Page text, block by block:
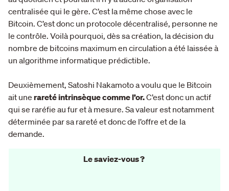
centralisée qui le gère. C’est la même chose avec le
Bitcoin. C’est donc un protocole décentralisé, personne ne
le contrôle. Voilà pourquoi, dès sa création, la décision du
nombre de bitcoins maximum en circulation a été laissée à
un algorithme informatique prédictible.
Deuxièmement, Satoshi Nakamoto a voulu que le Bitcoin
ait une rareté intrinsèque comme l’or.C’est donc un actif
qui se raréfie au fur et à mesure. Sa valeur est notamment
déterminée par sa rareté et donc de l’offre et de la
demande.
Le saviez-vous ?